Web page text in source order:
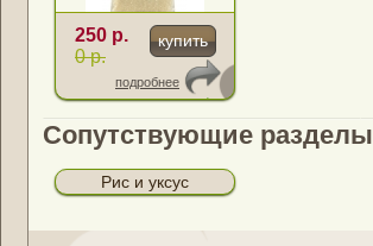
250 р.
0 р.
купить
подробнее
Сопутствующие разделы
Рис и уксус